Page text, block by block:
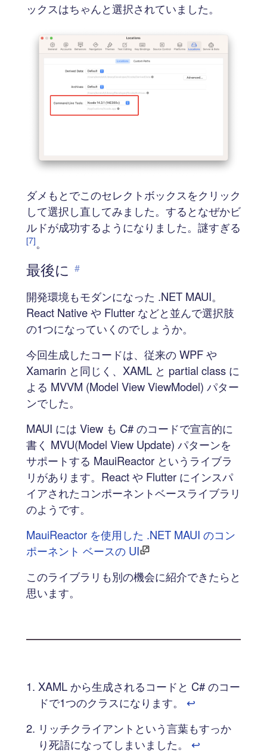
ックスはちゃんと選択されていました。
ダメもとでこのセレクトボックスをクリック
して選択し直してみました。するとなぜかビ
ルドが成功するようになりました。謎すぎる
[7]。
最後に #
開発環境もモダンになった .NET MAUI。
React Native や Flutter などと並んで選択肢
の1つになっていくのでしょうか。
今回生成したコードは、従来の WPF や
Xamarin と同じく、XAML と partial class に
よる MVVM (Model View ViewModel) パター
ンでした。
MAUI には View も C# のコードで宣言的に
書く MVU(Model View Update) パターンを
サポートする MauiReactor というライブラ
リがあります。React や Flutter にインスパ
イアされたコンポーネントベースライブラリ
のようです。
MauiReactor を使用した .NET MAUI のコン
ポーネント ベースの UI
このライブラリも別の機会に紹介できたらと
思います。
XAML から生成されるコードと C# のコー
ドで1つのクラスになります。 ↩︎
リッチクライアントという言葉もすっか
り死語になってしまいました。 ↩︎